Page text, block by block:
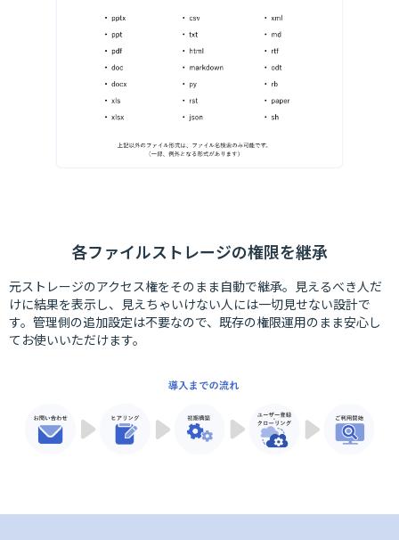
各ファイルストレージの権限を継承
元ストレージのアクセス権をそのまま自動で継承。見えるべき人だ
けに結果を表示し、見えちゃいけない人には一切見せない設計で
す。管理側の追加設定は不要なので、既存の権限運用のまま安心し
てお使いいただけます。